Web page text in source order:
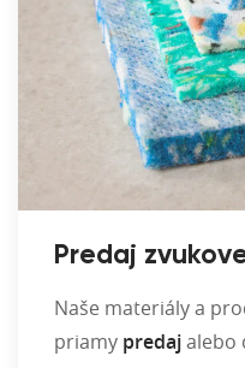
Predaj
Naše materiály a
priamy predajalebo